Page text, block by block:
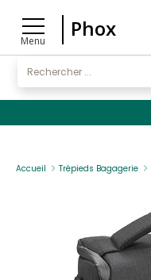
Menu
Phox
Accueil Trépieds Bagagerie